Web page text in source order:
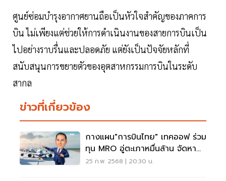
ศูนย์ซ่อมบำรุงอากาศยานถือเป็นหัวใจสำคัญของภาคการ
บิน ไม่เพียงแต่ช่วยให้การดำเนินงานของสายการบินเป็น
ไปอย่างราบรื่นและปลอดภัย แต่ยังเป็นปัจจัยหลักที่
สนับสนุนการขยายตัวของอุตสาหกรรมการบินในระดับ
สากล
ข่าวที่เกี่ยวข้อง
กางแผน"การบินไทย" เทคออฟ ร่วม
ทุน MRO อู่ตะเภาหมื่นล้าน จัดหา
ฝูงบิน 150 ลำ
25 ก.พ. 2568 | 20:30 น.